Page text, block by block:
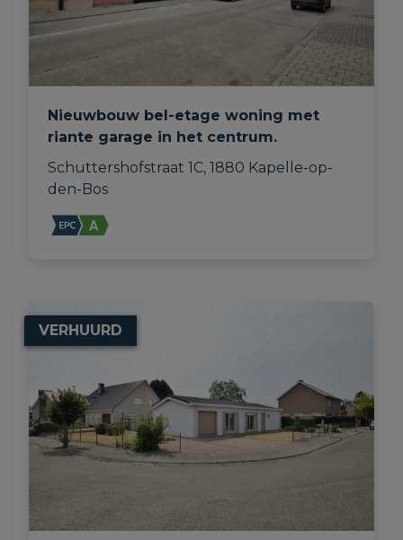
Nieuwbouw bel-etage woning met
riante garage in het centrum.
Schuttershofstraat 1C, 1880 Kapelle-op-
den-Bos
VERHUURD